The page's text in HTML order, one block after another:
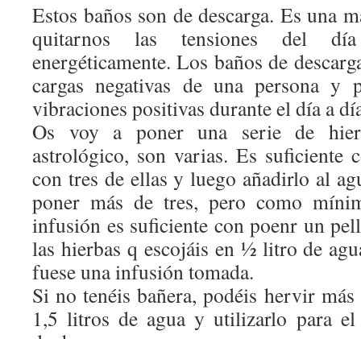
Estos baños son de descarga. Es una
quitarnos las tensiones del
energéticamente. Los baños de
cargas negativas de una persona y
vibraciones positivas durante el día a
Os voy a poner una serie de
astrológico, son varias. Es suficiente
con tres de ellas y luego añadirlo al
poner más de tres, pero como
infusión es suficiente con poenr un
las hierbas q escojáis en ½ litro de
fuese una infusión tomada.
Si no tenéis bañera, podéis hervir
1,5 litros de agua y utilizarlo para